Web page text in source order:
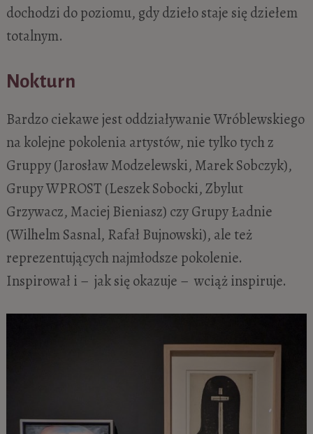
dochodzi do poziomu, gdydzieło staje się dziełem
totalnym.
Nokturn
Bardzo ciekawe jest oddziaływanie Wróblewskiego
na kolejne pokolenia artystów, nie tylko tych z
Gruppy (Jarosław Modzelewski, Marek Sobczyk),
Grupy WPROST (Leszek Sobocki, Zbylut
Grzywacz, Maciej Bieniasz) czy Grupy Ładnie
(Wilhelm Sasnal, Rafał Bujnowski), ale też
reprezentujących najmłodsze pokolenie.
Inspirował i – jak się okazuje – wciąż inspiruje.